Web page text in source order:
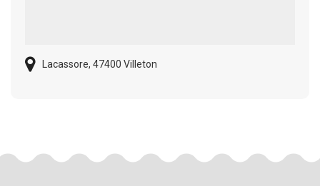
Lacassore, 47400 Villeton